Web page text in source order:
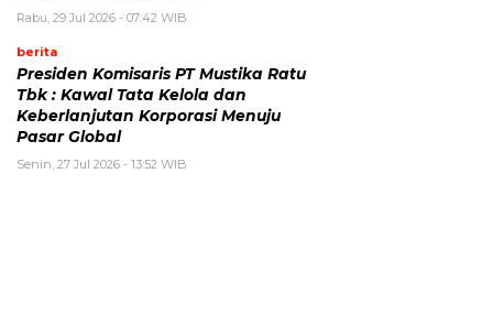
Rabu, 29 Jul 2026 - 07:42 WIB
berita
Presiden Komisaris PT Mustika Ratu
Tbk : Kawal Tata Kelola dan
Keberlanjutan Korporasi Menuju
Pasar Global
Senin, 27 Jul 2026 - 13:52 WIB